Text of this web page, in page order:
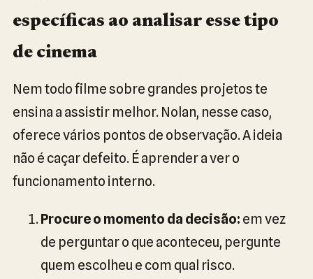
específicas ao analisar esse tipo
de cinema
Nem todo filme sobre grandes projetos te
ensina a assistir melhor. Nolan, nesse caso,
oferece vários pontos de observação. A ideia
não é caçar defeito. É aprender a ver o
funcionamento interno.
Procure o momento da decisão: em vez
de perguntar o que aconteceu, pergunte
quem escolheu e com qual risco.